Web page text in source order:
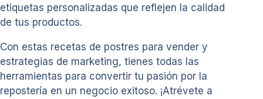
etiquetas personalizadas que reflejen la calidad
de tus productos.
Con estas recetas de postres para vender y
estrategias de marketing, tienes todas las
herramientas para convertir tu pasión por la
repostería en un negocio exitoso. ¡Atrévete a